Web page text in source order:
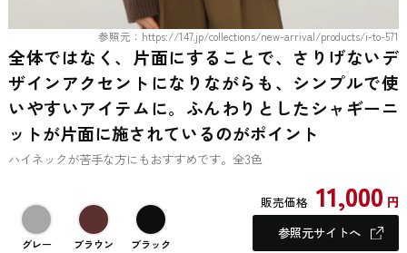
参照元：https://147.jp/collections/new-arrival/products/i-to-571
全体ではなく、片面にすることで、さりげないデ
ザインアクセントになりながらも、シンプルで使
いやすいアイテムに。ふんわりとしたシャギーニ
ットが片面に施されているのがポイント
ハイネックが苦手な方にもおすすめです。全3色
グレー ブラウン ブラック
販売価格 11,000 円
参照元サイトへ